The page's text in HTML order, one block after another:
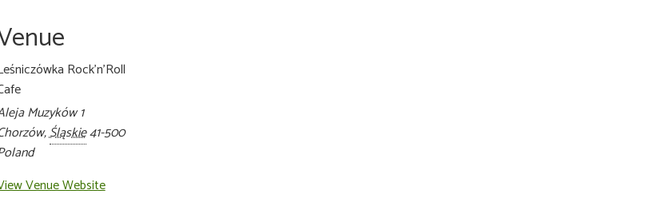
Rock’n’Roll
Muzyków 1
,Śląskie41-500
Venue Website